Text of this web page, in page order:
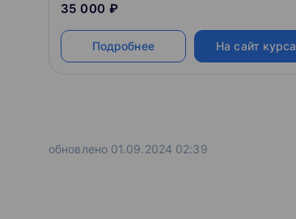
35 000 ₽
Подробнее На сайт курса
обновлено 01.09.2024 02:39